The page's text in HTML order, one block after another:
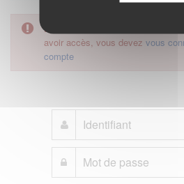
L'accès à cette démarche ne
avoir accès, vous devez vous
compte